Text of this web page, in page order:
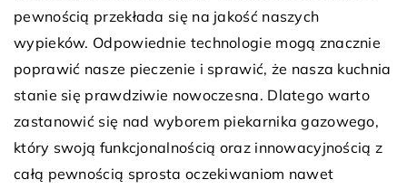
pewnością przekłada się na jakość naszych
wypieków. Odpowiednie technologie mogą znacznie
poprawić nasze pieczenie i sprawić, że nasza kuchnia
stanie się prawdziwie nowoczesna. Dlatego warto
zastanowić się nad wyborem piekarnika gazowego,
który swoją funkcjonalnością oraz innowacyjnością z
całą pewnością sprosta oczekiwaniom nawet